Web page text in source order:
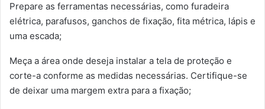
Prepare as ferramentas necessárias, como furadeira
elétrica, parafusos, ganchos de fixação, fita métrica, lápis e
uma escada;
Meça a área onde deseja instalar a tela de proteção e
corte-a conforme as medidas necessárias. Certifique-se
de deixar uma margem extra para a fixação;